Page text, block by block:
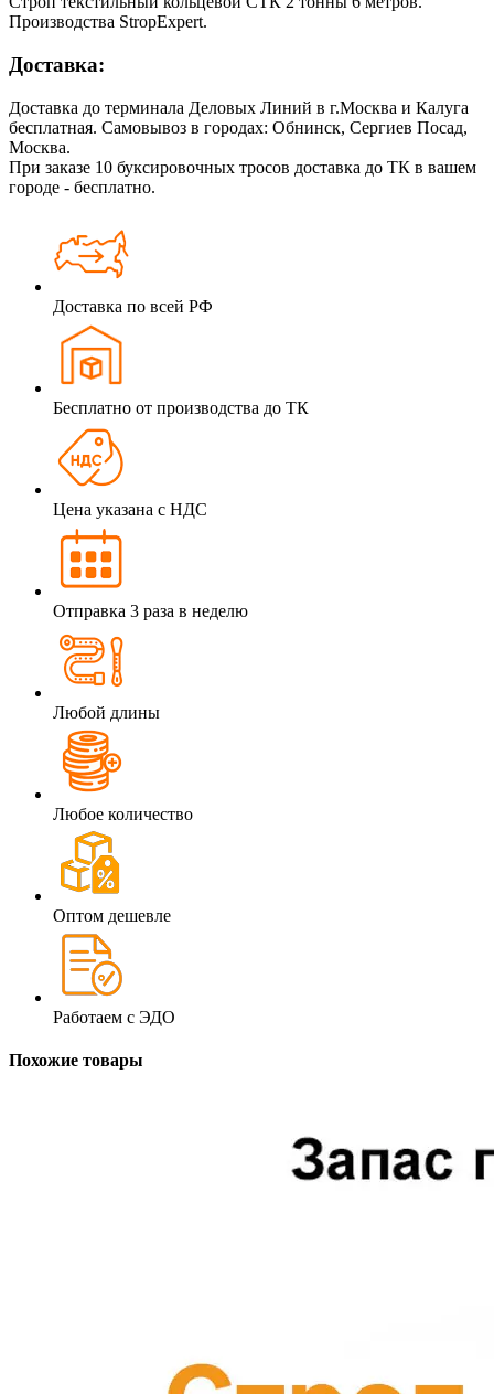
Производства StropExpert.
Доставка:
Доставка до терминала Деловых Линий в г.Москва и Калуга
бесплатная. Самовывоз в городах: Обнинск, Сергиев Посад,
Москва.
При заказе 10 буксировочных тросов доставка до ТК в вашем
городе - бесплатно.
Доставка по всей РФ
Бесплатно от производства до ТК
Цена указана с НДС
Отправка 3 раза в неделю
Любой длины
Любое количество
Оптом дешевле
Работаем с ЭДО
Похожие товары